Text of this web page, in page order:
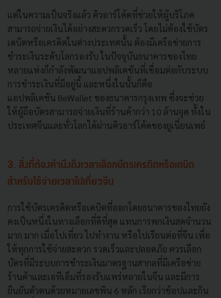
แต่ในความเป็นจริงแล้ว คิวอาร์โค้ดที่ช่วยให้ผู้บริโภค
สามารถจ่ายเงินได้อย่างสะดวกรวดเร็ว โดยไม่ต้องใช้บัตร
เดบิตหรือเครดิตในต่างประเทศนั้น ต้องมีเครือข่ายการ
ชำระเงินระดับโลกรองรับ ในปัจจุบันธนาคารของไทย
หลายแห่งก็กำลังพัฒนาแอปพลิเคชันที่เชื่อมต่อกับระบบ
การชำระเงินที่มีอยู่นี้ และหนึ่งในนั้นก็คือ
แอปพลิเคชัน BeWallet ของธนาคารกรุงเทพ ซึ่งจะช่วย
ให้ผู้ถือบัตรสามารถจ่ายเงินที่ร้านค้ากว่า 10 ล้านจุด ทั้งใน
ประเทศจีนและทั่วโลกได้ผ่านคิวอาร์โค้ดของยูเนี่ยนเพย์
3. สิ่งที่ต้องคำนึงถึงเวลาเลือกบัตรเครดิตหรือเดบิต
สำหรับใช้จ่ายเวลาไปเที่ยวจีน
การใช้บัตรเครดิตหรือเดบิตที่ออกโดยธนาคารของไทยยัง
คงเป็นหนึ่งในทางเลือกที่ดีที่สุด แทนการพกเงินสดจำนวน
มาก มาก เมื่อไปเที่ยว ไปทำงาน หรือไปเรียนต่อที่จีน เพื่อ
ให้ทุกการใช้จ่ายสะดวก รวดเร็วและปลอดภัย ควรเลือก
บัตรที่มีระบบการชำระเงินมาตรฐานสากลที่มีเครือข่าย
ร้านค้าและเอทีเอ็มที่รองรับแพร่หลายในจีน และมีการ
ยืนยันตัวตนด้วยหมายเลขพิน 6 หลัก เรียกว่าช้อปและกิน